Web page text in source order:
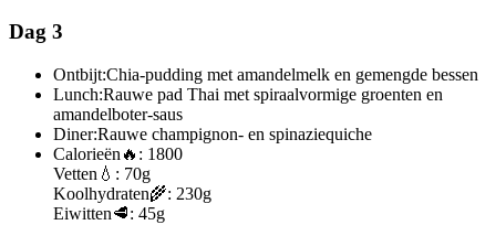
Dag 3
Ontbijt:Chia-pudding met amandelmelk en gemengde bessen
Lunch:Rauwe pad Thai met spiraalvormige groenten en
amandelboter-saus
Diner:Rauwe champignon- en spinaziequiche
Calorieën 🔥: 1800
Vetten 💧: 70g
Koolhydraten🌾: 230g
Eiwitten🥩: 45g